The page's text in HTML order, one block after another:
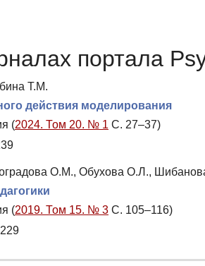
портала
Т.М.
действия моделирования
(2024. Том 20. № 1 С. 27–37)
О.М., Обухова О.Л.,
(2019. Том 15. № 3 С. 105–116)